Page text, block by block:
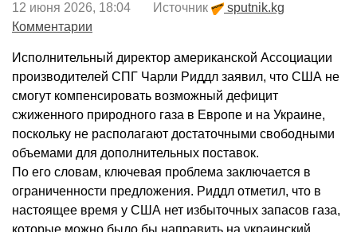
12 июня 2026, 18:04 Источник
sputnik.kg
Комментарии
Исполнительный директор американской Ассоциации
производителей СПГ Чарли Риддл заявил, что США не
смогут компенсировать возможный дефицит
сжиженного природного газа в Европе и на Украине,
поскольку не располагают достаточными свободными
объемами для дополнительных поставок.
По его словам, ключевая проблема заключается в
ограниченности предложения. Риддл отметил, что в
настоящее время у США нет избыточных запасов газа,